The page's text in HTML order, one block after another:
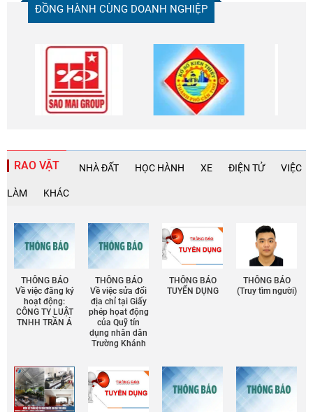
ĐỒNG HÀNH CÙNG DOANH NGHIỆP
RAO VẶT NHÀ ĐẤT HỌC HÀNH XE ĐIỆN TỬ VIỆC
LÀM KHÁC
THÔNG BÁO
Về việc đăng ký
hoạt động:
CÔNG TY LUẬT
TNHH TRẦN Á
THÔNG BÁO
Về việc sửa đổi
địa chỉ tại Giấy
phép họat động
của Quỹ tín
dụng nhân dân
Trường Khánh
THÔNG BÁO
TUYỂN DỤNG
THÔNG BÁO
(Truy tìm người)